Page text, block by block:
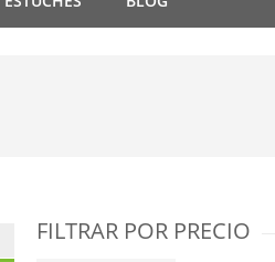
FILTRAR POR PRECIO